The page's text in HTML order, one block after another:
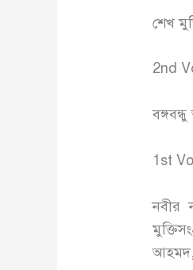
শেখ
2nd
1st
নবীর
আহমদ,